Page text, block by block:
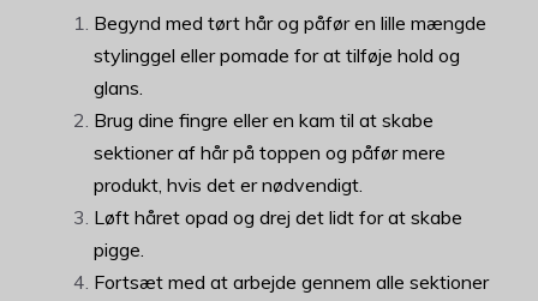
Begynd med tørt hår og påfør en lille mængde
stylinggel eller pomade for at tilføje hold og
glans.
Brug dine fingre eller en kam til at skabe
sektioner af hår på toppen og påfør mere
produkt, hvis det er nødvendigt.
Løft håret opad og drej det lidt for at skabe
pigge.
Fortsæt med at arbejde gennem alle sektioner